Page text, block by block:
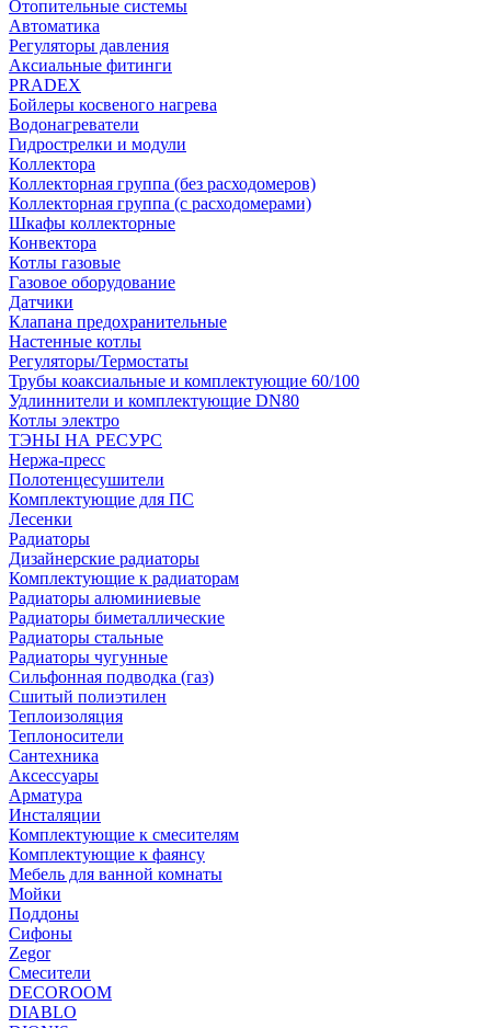
Отопительные системы
Автоматика
Регуляторы давления
Аксиальные фитинги
PRADEX
Бойлеры косвеного нагрева
Водонагреватели
Гидрострелки и модули
Коллектора
Коллекторная группа (без расходомеров)
Коллекторная группа (с расходомерами)
Шкафы коллекторные
Конвектора
Котлы газовые
Газовое оборудование
Датчики
Клапана предохранительные
Настенные котлы
Регуляторы/Термостаты
Трубы коаксиальные и комплектующие 60/100
Удлиннители и комплектующие DN80
Котлы электро
ТЭНЫ НА РЕСУРС
Нержа-пресс
Полотенцесушители
Комплектующие для ПС
Лесенки
Радиаторы
Дизайнерские радиаторы
Комплектующие к радиаторам
Радиаторы алюминиевые
Радиаторы биметаллические
Радиаторы стальные
Радиаторы чугунные
Сильфонная подводка (газ)
Сшитый полиэтилен
Теплоизоляция
Теплоносители
Сантехника
Аксессуары
Арматура
Инсталяции
Комплектующие к смесителям
Комплектующие к фаянсу
Мебель для ванной комнаты
Мойки
Поддоны
Сифоны
Zegor
Смесители
DECOROOM
DIABLO